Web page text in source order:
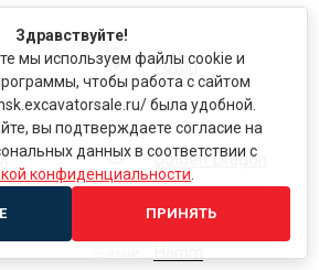
Foton
Golden Dragon
Здравствуйте!
мы используем файлы cookie и
чтобы работа с сайтом
была удобной.
вы подтверждаете согласие на
данных в соответствии с
конфиденциальности
ПРИНЯТЬ